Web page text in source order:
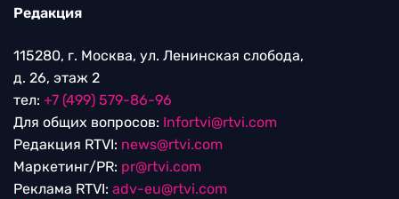
Редакция
115280, г. Москва, ул. Ленинская слобода,
д. 26, этаж 2
тел: +7 (499) 579-86-96
Для общих вопросов: Infortvi@rtvi.com
Редакция RTVI: news@rtvi.com
Маркетинг/PR: pr@rtvi.com
Реклама RTVI: adv-eu@rtvi.com